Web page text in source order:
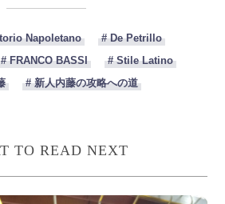
Napoletano
# De Petrillo
# FRANCO BASSI
# Stile Latino
# 新人内藤の攻略への道
TO READ NEXT